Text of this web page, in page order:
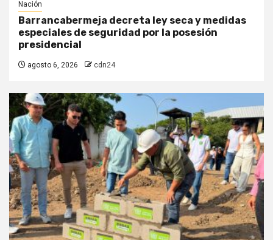
Nación
Barrancabermeja decreta ley seca y medidas
especiales de seguridad por la posesión
presidencial
agosto 6, 2026 cdn24